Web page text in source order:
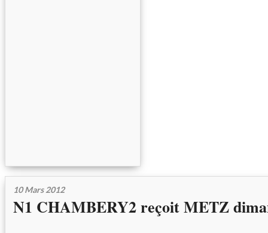
10 Mars 2012
N1 CHAMBERY2 reçoit METZ